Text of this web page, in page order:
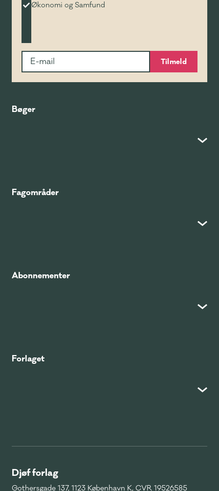
Økonomi og Samfund
Tilmeld
Bøger
Fagområder
Abonnementer
Forlaget
Djøf forlag
Gothersgade 137, 1123 København K, CVR 19526585